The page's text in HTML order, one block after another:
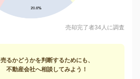
売却完了者34人に調査
売るかどうかを判断するためにも、
不動産会社へ相談してみよう！